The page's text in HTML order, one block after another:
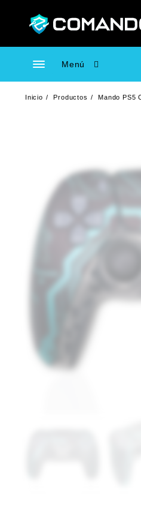
contenido
Menú
Inicio Productos Mando PS5